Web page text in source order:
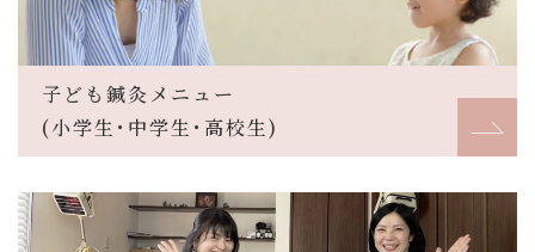
子ども鍼灸メニュー
(小学生･中学生･高校生)